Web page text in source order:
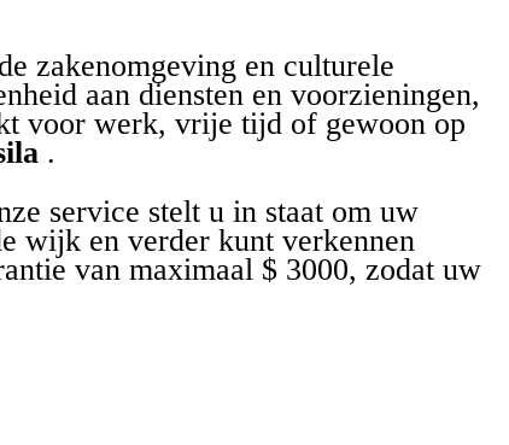
zakenomgeving en culturele
aan diensten en voorzieningen,
voor werk, vrije tijd of gewoon op
.
service stelt u in staat om uw
wijk en verder kunt verkennen
van maximaal $ 3000, zodat uw